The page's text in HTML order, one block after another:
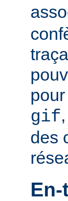
gif
des